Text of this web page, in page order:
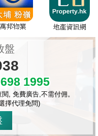
盤
1995
, 免費廣告,不需付佣。
擇代理免問)